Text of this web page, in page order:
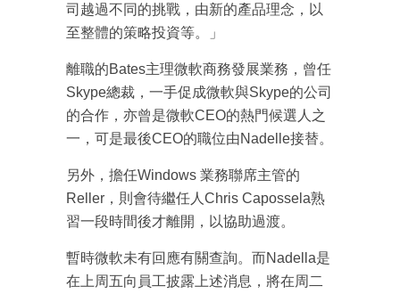
司越過不同的挑戰，由新的產品理念，以
至整體的策略投資等。」
離職的Bates主理微軟商務發展業務，曾任
Skype總裁，一手促成微軟與Skype的公司
的合作，亦曾是微軟CEO的熱門候選人之
一，可是最後CEO的職位由Nadelle接替。
另外，擔任Windows 業務聯席主管的
Reller，則會待繼任人Chris Capossela熟
習一段時間後才離開，以協助過渡。
暫時微軟未有回應有關查詢。而Nadella是
在上周五向員工披露上述消息，將在周二